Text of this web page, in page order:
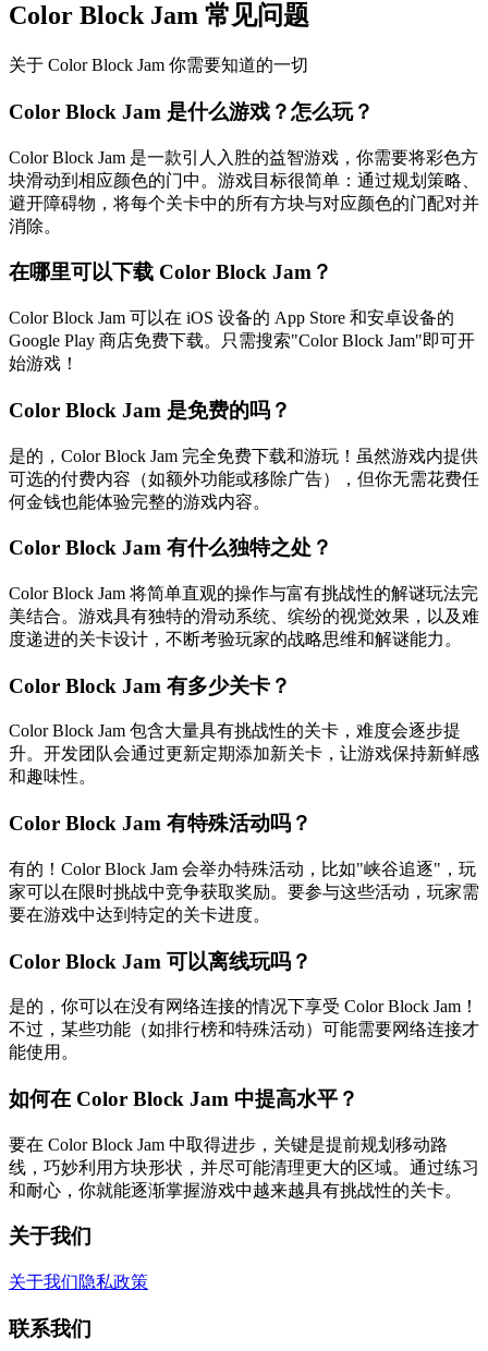
Color Block Jam 常见问题
关于 Color Block Jam 你需要知道的一切
Color Block Jam 是什么游戏？怎么玩？
Color Block Jam 是一款引人入胜的益智游戏，你需要将彩色方
块滑动到相应颜色的门中。游戏目标很简单：通过规划策略、
避开障碍物，将每个关卡中的所有方块与对应颜色的门配对并
消除。
在哪里可以下载 Color Block Jam？
Color Block Jam 可以在 iOS 设备的 App Store 和安卓设备的
Google Play 商店免费下载。只需搜索"Color Block Jam"即可开
始游戏！
Color Block Jam 是免费的吗？
是的，Color Block Jam 完全免费下载和游玩！虽然游戏内提供
可选的付费内容（如额外功能或移除广告），但你无需花费任
何金钱也能体验完整的游戏内容。
Color Block Jam 有什么独特之处？
Color Block Jam 将简单直观的操作与富有挑战性的解谜玩法完
美结合。游戏具有独特的滑动系统、缤纷的视觉效果，以及难
度递进的关卡设计，不断考验玩家的战略思维和解谜能力。
Color Block Jam 有多少关卡？
Color Block Jam 包含大量具有挑战性的关卡，难度会逐步提
升。开发团队会通过更新定期添加新关卡，让游戏保持新鲜感
和趣味性。
Color Block Jam 有特殊活动吗？
有的！Color Block Jam 会举办特殊活动，比如"峡谷追逐"，玩
家可以在限时挑战中竞争获取奖励。要参与这些活动，玩家需
要在游戏中达到特定的关卡进度。
Color Block Jam 可以离线玩吗？
是的，你可以在没有网络连接的情况下享受 Color Block Jam！
不过，某些功能（如排行榜和特殊活动）可能需要网络连接才
能使用。
如何在 Color Block Jam 中提高水平？
要在 Color Block Jam 中取得进步，关键是提前规划移动路
线，巧妙利用方块形状，并尽可能清理更大的区域。通过练习
和耐心，你就能逐渐掌握游戏中越来越具有挑战性的关卡。
关于我们
关于我们隐私政策
联系我们